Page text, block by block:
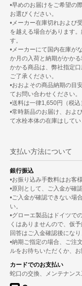
•早めのお届けをご希望の
お選びください。
•メーカー在庫切れおよび
を越える場合があります
す。
•メーカーにて国内在庫が
か月の入荷と納期がかか
かかる商品は、弊社指定
ご了承ください。
•おおよその商品納期の目
てお問い合わせください。
•送料は一律1,650円（税込
•常時新品のお届け、およ
て水栓本体の在庫はしてい
支払い方法について
銀行振込
•お振り込み手数料はお客
•原則として、ご入金が確
•ご入金が確認できない場
い。
•グローエ製品はドイツで
くはありませんので、仮
回答はご入金確認後になり
•納期ご指定の場合、ご注
ルをお待ちいただくか、お
カードでのお支払い
蛇口の交換、メンテナン